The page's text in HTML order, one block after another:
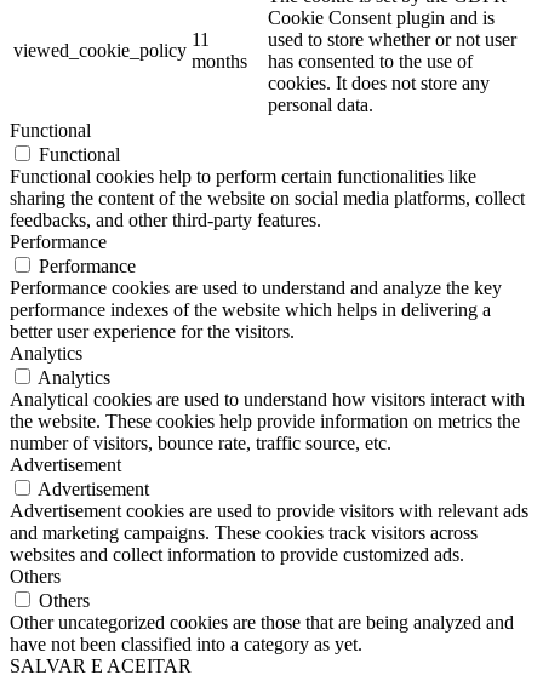
viewed_cookie_policy
11
months
Cookie Consent plugin and is
used to store whether or not user
has consented to the use of
cookies. It does not store any
personal data.
Functional
Functional
Functional cookies help to perform certain functionalities like
sharing the content of the website on social media platforms, collect
feedbacks, and other third-party features.
Performance
Performance
Performance cookies are used to understand and analyze the key
performance indexes of the website which helps in delivering a
better user experience for the visitors.
Analytics
Analytics
Analytical cookies are used to understand how visitors interact with
the website. These cookies help provide information on metrics the
number of visitors, bounce rate, traffic source, etc.
Advertisement
Advertisement
Advertisement cookies are used to provide visitors with relevant ads
and marketing campaigns. These cookies track visitors across
websites and collect information to provide customized ads.
Others
Others
Other uncategorized cookies are those that are being analyzed and
have not been classified into a category as yet.
SALVAR E ACEITAR